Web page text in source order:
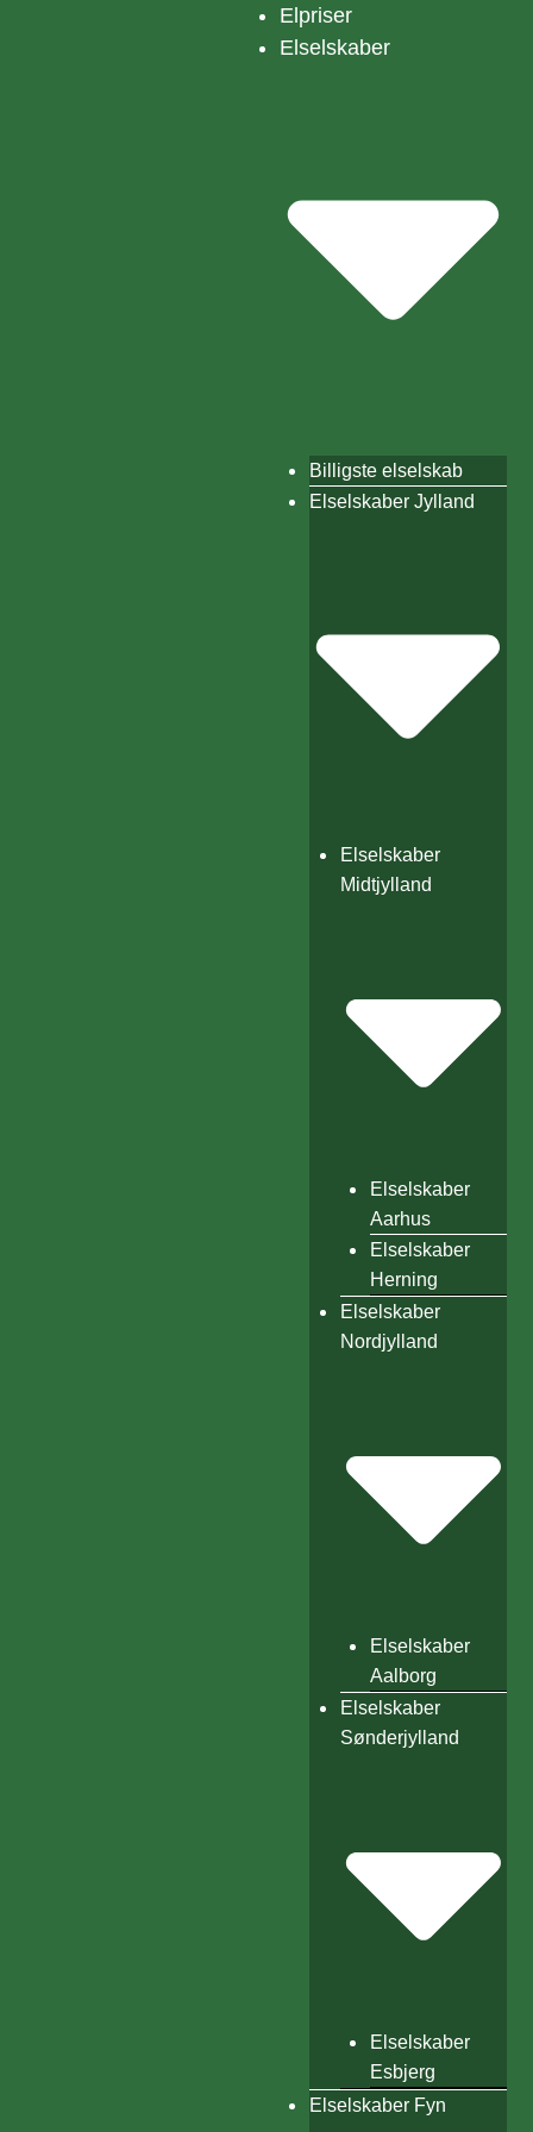
Elpriser
Elselskaber
Billigste elselskab
Elselskaber Jylland
Elselskaber
Midtjylland
Elselskaber
Aarhus
Elselskaber
Herning
Elselskaber
Nordjylland
Elselskaber
Aalborg
Elselskaber
Sønderjylland
Elselskaber
Esbjerg
Elselskaber Fyn